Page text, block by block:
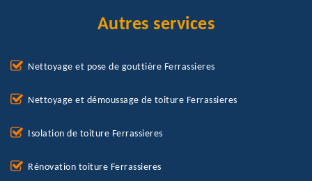
Autres services
Nettoyage et pose de gouttière Ferrassieres
Nettoyage et démoussage de toiture Ferrassieres
Isolation de toiture Ferrassieres
Rénovation toiture Ferrassieres